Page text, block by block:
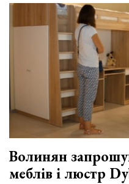
Волинян
меблів і люстр